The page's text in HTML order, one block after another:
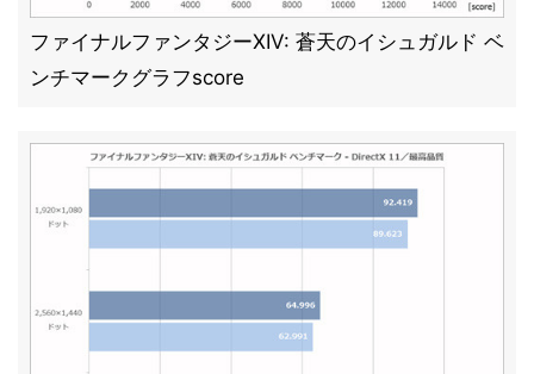
ファイナルファンタジーXIV: 蒼天のイシュガルド ベ
ンチマークグラフscore